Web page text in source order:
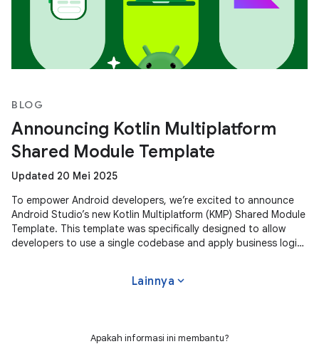
BLOG
Announcing Kotlin Multiplatform
Shared Module Template
Updated 20 Mei 2025
To empower Android developers, we’re excited to announce
Android Studio’s new Kotlin Multiplatform (KMP) Shared Module
Template. This template was specifically designed to allow
developers to use a single codebase and apply business logic
Lainnya expand_more
Apakah informasi ini membantu?